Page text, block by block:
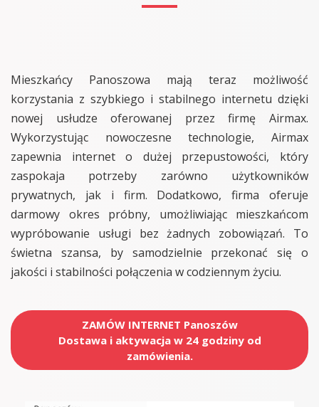
Mieszkańcy Panoszowa mają teraz możliwość
korzystania z szybkiego i stabilnego internetu dzięki
nowej usłudze oferowanej przez firmę Airmax.
Wykorzystując nowoczesne technologie, Airmax
zapewnia internet o dużej przepustowości, który
zaspokaja potrzeby zarówno użytkowników
prywatnych, jak i firm. Dodatkowo, firma oferuje
darmowy okres próbny, umożliwiając mieszkańcom
wypróbowanie usługi bez żadnych zobowiązań. To
świetna szansa, by samodzielnie przekonać się o
jakości i stabilności połączenia w codziennym życiu.
ZAMÓW INTERNET Panoszów
Dostawa i aktywacja w 24 godziny od
zamówienia.